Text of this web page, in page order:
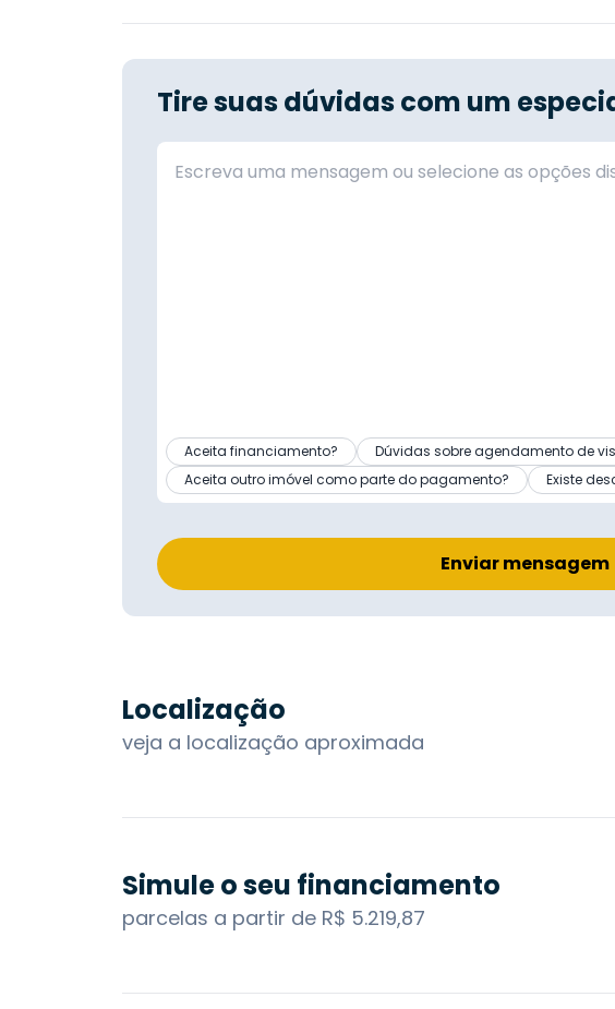
Tire suas dúvidas com um
Aceita financiamento?
Dúvidas sobre agendamento de
Aceita outro imóvel como parte do pagamento?
Existe
Enviar mensagem
Localização
veja a localização aproximada
Simule o seu financiamento
parcelas a partir de R$ 5.219,87